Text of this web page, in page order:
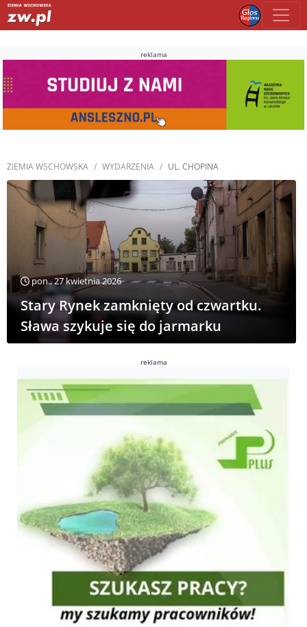
reklama
ZIEMIA WSCHOWSKA WYDARZENIA UL. CHOPINA
pon., 27 kwietnia 2026
Stary Rynek zamknięty od czwartku.
Sława szykuje się do jarmarku
reklama